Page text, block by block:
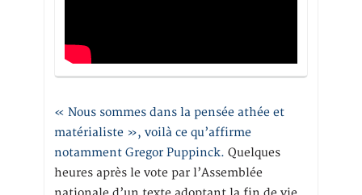
« Nous sommes dans la pensée athée et
matérialiste », voilà ce qu’affirme
notamment Gregor Puppinck. Quelques
heures après le vote par l’Assemblée